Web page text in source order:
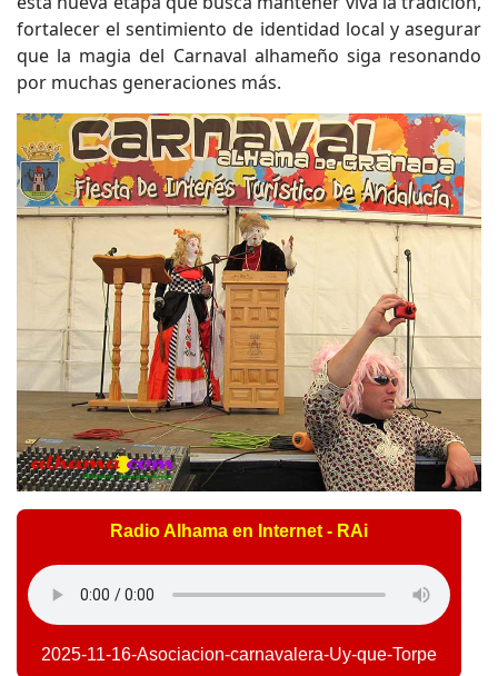
fortalecer el sentimiento de identidad local y asegurar
que la magia del Carnaval alhameño siga resonando
por muchas generaciones más.
Radio Alhama en Internet - RAi
2025-11-16-Asociacion-carnavalera-Uy-que-Torpe